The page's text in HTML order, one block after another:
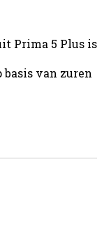
Prima 5 Plus is
basis van zuren